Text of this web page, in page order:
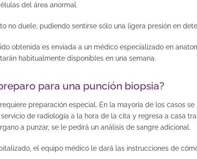
del área anormal.
no duele, pudiendo sentirse sólo una ligera presión en
obtenida es enviada a un médico especializado en
habitualmente disponibles en una semana.
para una punción biopsia?
preparación especial. En la mayoría de los casos
de radiologí­a a la hora de la cita y regresa a casa
a punzar, se le pedirá un análisis de sangre adicional.
el equipo médico le dará las instrucciones de